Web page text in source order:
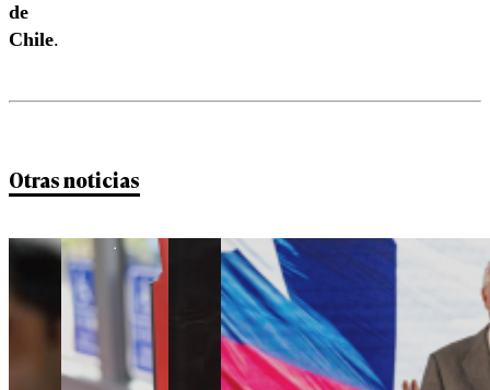
de
Chile.
Otras noticias